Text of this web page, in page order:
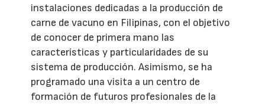
instalaciones dedicadas a la producción de
carne de vacuno en Filipinas, con el objetivo
de conocer de primera mano las
características y particularidades de su
sistema de producción. Asimismo, se ha
programado una visita a un centro de
formación de futuros profesionales de la